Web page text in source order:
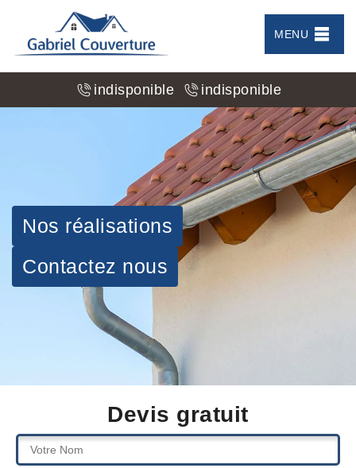
MENU
indisponible indisponible
Nos réalisations
Contactez nous
Devis gratuit